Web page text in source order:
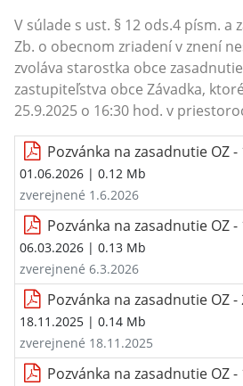
V súlade s ust. § 12 ods.4 písm. a
Zb. o obecnom zriadení v znení
zvoláva starostka obce
zastupiteľstva obce Závadka,
25.9.2025 o 16:30 hod. v
Pozvánka na zasadnutie OZ -
01.06.2026 | 0.12 Mb
zverejnené 1.6.2026
Pozvánka na zasadnutie OZ -
06.03.2026 | 0.13 Mb
zverejnené 6.3.2026
Pozvánka na zasadnutie OZ -
18.11.2025 | 0.14 Mb
zverejnené 18.11.2025
Pozvánka na zasadnutie OZ -